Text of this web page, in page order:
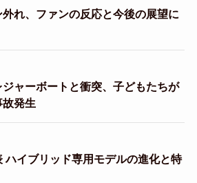
れ、ファンの反応と今後の展望に
ャーボートと衝突、子どもたちが
発生
ハイブリッド専用モデルの進化と特